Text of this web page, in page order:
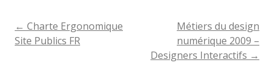
calendrier
NAVIGATION
← Charte Ergonomique
Site Publics FR
Métiers du design
numérique 2009 –
Designers Interactifs →